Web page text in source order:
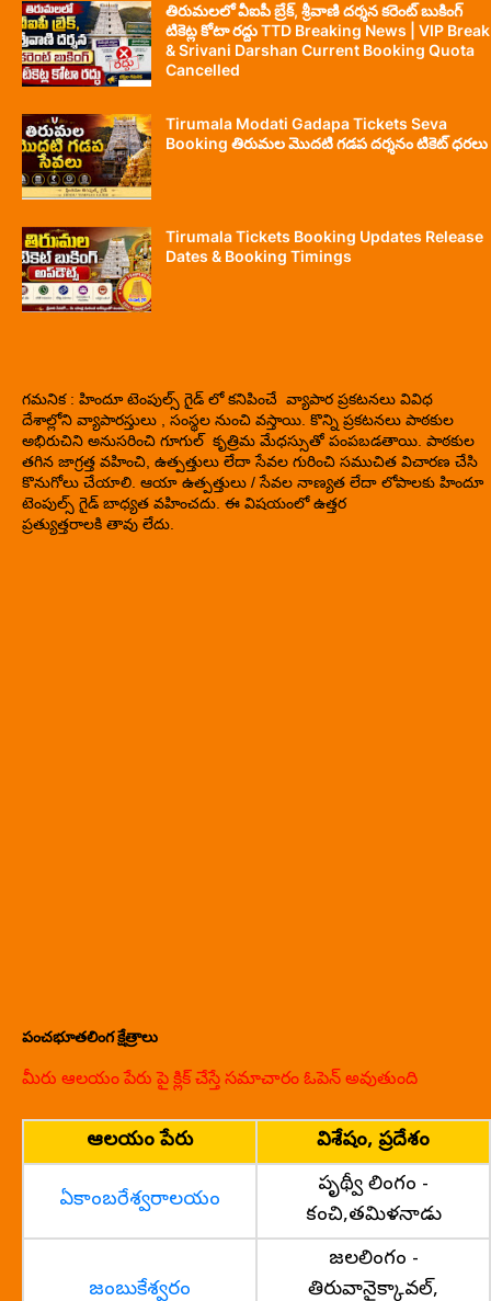
తిరుమలలో వీఐపీ బ్రేక్, శ్రీవాణి దర్శన కరెంట్ బుకింగ్
టికెట్ల కోటా రద్దు TTD Breaking News | VIP Break
& Srivani Darshan Current Booking Quota
Cancelled
Tirumala Modati Gadapa Tickets Seva
Booking తిరుమల మొదటి గడప దర్శనం టికెట్ ధరలు
Tirumala Tickets Booking Updates Release
Dates & Booking Timings
గమనిక : హిందూ టెంపుల్స్ గైడ్ లో కనిపించే వ్యాపార ప్రకటనలు వివిధ
దేశాల్లోని వ్యాపారస్తులు , సంస్థల నుంచి వస్తాయి. కొన్ని ప్రకటనలు పాఠకుల
అభిరుచిని అనుసరించి గూగుల్ కృత్రిమ మేధస్సుతో పంపబడతాయి. పాఠకుల
తగిన జాగ్రత్త వహించి, ఉత్పత్తులు లేదా సేవల గురించి సముచిత విచారణ చేసి
కొనుగోలు చేయాలి. ఆయా ఉత్పత్తులు / సేవల నాణ్యత లేదా లోపాలకు హిందూ
టెంపుల్స్ గైడ్ బాధ్యత వహించదు. ఈ విషయంలో ఉత్తర
ప్రత్యుత్తరాలకి తావు లేదు.
పంచభూతలింగ క్షేత్రాలు
మీరు ఆలయం పేరు పై క్లిక్ చేస్తే సమాచారం ఓపెన్ అవుతుంది
ఆలయం పేరు విశేషం, ప్రదేశం
ఏకాంబరేశ్వరాలయం
పృథ్వీ లింగం -
కంచి,తమిళనాడు
జంబుకేశ్వరం
జలలింగం -
తిరువానైక్కావల్,